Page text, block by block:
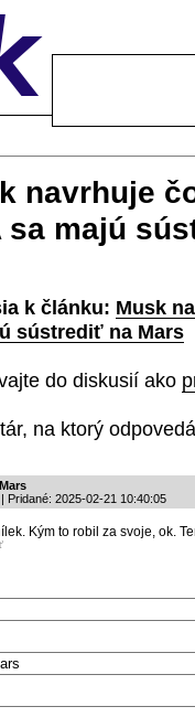
navrhuje
sa majú
k článku: Musk
sústrediť na Mars
do diskusií ako
na ktorý
Pridané: 2025-02-21 10:40:05
Kým to robil za svoje, ok.